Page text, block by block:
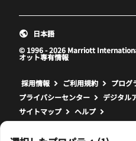
© 1996 - 2026 Marriott
オット専有情報
日本語
採用情報 新しいウィンド
ご利用規約
プログ
プライバシーセンター
デジタル
サイトマップ
ヘルプ
prod31,DFFB3EA3-5AFC-5509-